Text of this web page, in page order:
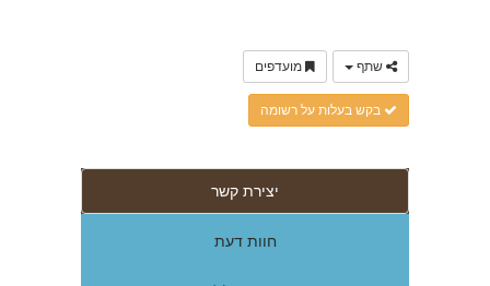
שתף מועדפים
בקש בעלות על רשומה
יצירת קשר
חוות דעת